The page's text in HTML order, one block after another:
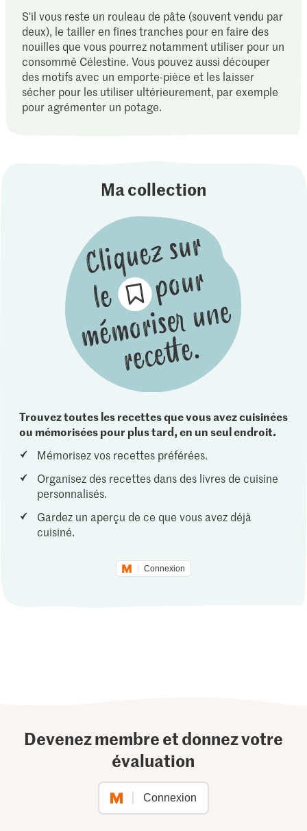
S'il vous reste un rouleau de pâte (souvent vendu par
deux), le tailler en fines tranches pour en faire des
nouilles que vous pourrez notamment utiliser pour un
consommé Célestine. Vous pouvez aussi découper
des motifs avec un emporte-pièce et les laisser
sécher pour les utiliser ultérieurement, par exemple
pour agrémenter un potage.
Ma collection
Trouvez toutes les recettes que vous avez cuisinées
ou mémorisées pour plus tard, en un seul endroit.
Mémorisez vos recettes préférées.
Organisez des recettes dans des livres de cuisine
personnalisés.
Gardez un aperçu de ce que vous avez déjà
cuisiné.
Connexion
Devenez membre et donnez votre
évaluation
Connexion